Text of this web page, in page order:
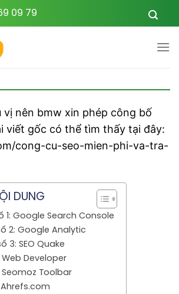
09 79
vị nên bmw xin phép công bố
viết gốc có thể tìm thấy tại đây:
cong-cu-seo-mien-phi-va-tra-
DUNG
1: Google Search Console
2: Google Analytic
3: SEO Quake
Developer
Toolbar